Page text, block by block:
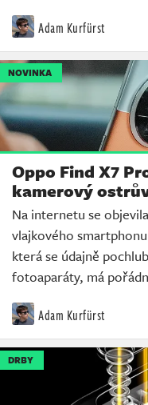
Adam Kurfürst
NOVINKA
Oppo Find X7
kamerový
Na internetu se
vlajkového
která se údajně
fotoaparáty, má
Adam Kurfürst
DRBY